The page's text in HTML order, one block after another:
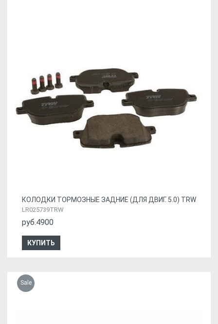
КОЛОДКИ ТОРМОЗНЫЕ ЗАДНИЕ (ДЛЯ ДВИГ. 5.0) TRW
LR025739TRW
руб.4900
КУПИТЬ
Sale